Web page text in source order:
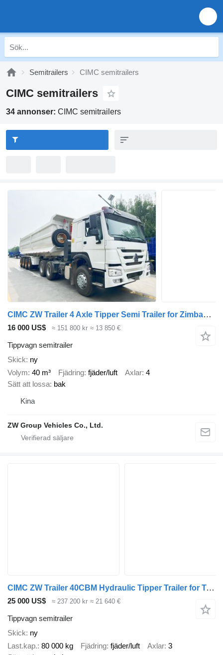
Semitrailers CIMC semitrailers
CIMC semitrailers
34 annonser: CIMC semitrailers
CIMC ZW Trailer 4 Axle Tipper Semi Trailer for Zimbabwe
16 000 US$ ≈ 151 800 kr ≈ 13 850 €
Tippvagn semitrailer
Skick ny
Volym 40 m³ Fjädring fjäder/luft Axlar 4
Sätt att lossa bak
Kina
ZW Group Vehicles Co., Ltd.
CIMC ZW Trailer 40CBM Hydraulic Tipper Trailer for Tanzania
25 000 US$ ≈ 237 200 kr ≈ 21 640 €
Tippvagn semitrailer
Skick ny
Last.kap. 80 000 kg Fjädring fjäder/luft Axlar 3